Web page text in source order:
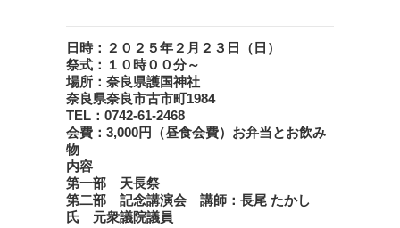
日時：２０２５年２月２３日（日）
祭式：１０時００分～
場所：奈良県護国神社
奈良県奈良市古市町1984
TEL：0742-61-2468
会費：3,000円（昼食会費）お弁当とお飲み
物
内容
第一部 天長祭
第二部 記念講演会 講師：長尾 たかし
氏 元衆議院議員